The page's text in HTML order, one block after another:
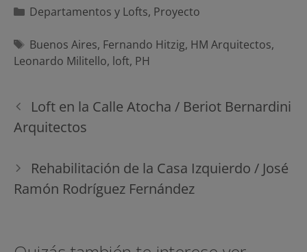
Categorías
Departamentos y Lofts, Proyecto
Etiquetas
Buenos Aires, Fernando Hitzig, HM Arquitectos,
Leonardo Militello, loft, PH
Navegación
de
entradas
Loft en la Calle Atocha / Beriot Bernardini
Arquitectos
Rehabilitación de la Casa Izquierdo / José
Ramón Rodríguez Fernández